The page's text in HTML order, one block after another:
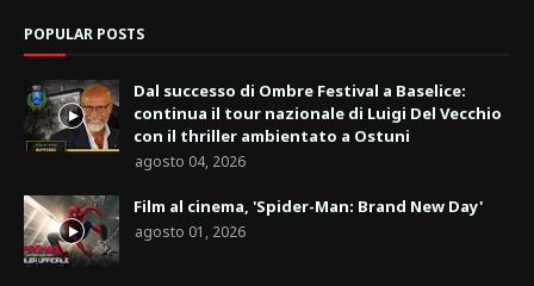
POPULAR POSTS
Dal successo di Ombre Festival a Baselice:
continua il tour nazionale di Luigi Del Vecchio
con il thriller ambientato a Ostuni
agosto 04, 2026
Film al cinema, 'Spider-Man: Brand New Day'
agosto 01, 2026